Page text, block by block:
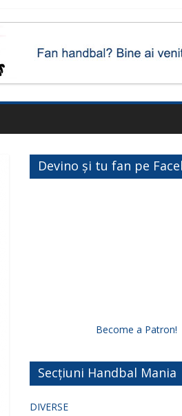
Devino și tu fan pe
Become a Patron!
Secțiuni Handbal Mania
DIVERSE